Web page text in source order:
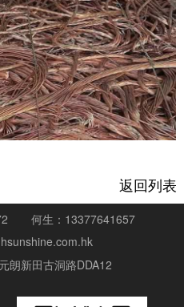
返回列表
何生：13377641657
朗新田古洞路DDA12